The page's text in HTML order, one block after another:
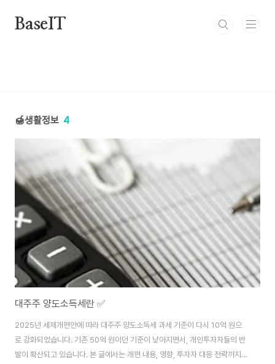
BaseIT
🍯생활정보 4
대주주 양도소득세란 ✅
2025년 세제개편안에 따라 대주주 양도소득세 과세 기준이 다시 10억 원으
로 강화되었습니다. 기존 50억 원이던 기준이 낮아지면서, 개인투자자들의 반
발이 확산되고 있습니다. 본 글에서는 개편 내용, 영향, 투자자 대응 전략까지